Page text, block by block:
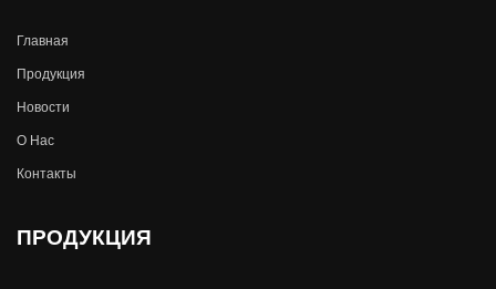
Главная
Продукция
Новости
О Hас
Контакты
ПРОДУКЦИЯ